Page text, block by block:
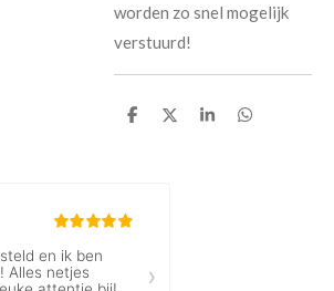
worden zo snel mogelijk
verstuurd!
D
D
S
D